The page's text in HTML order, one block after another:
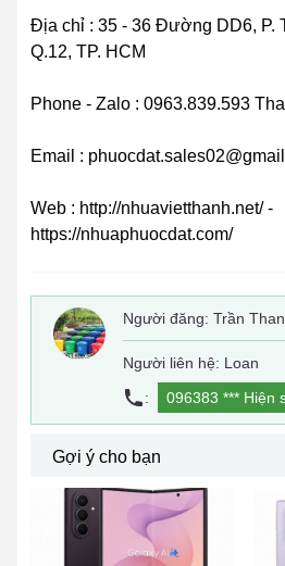
Địa chỉ : 35 - 36 Đường DD6, P.
Q.12, TP. HCM
Phone - Zalo : 0963.839.593
Email :
Web : http://nhuavietthanh.net/ -
https://nhuaphuocdat.com/
Người đăng: Trần
Người liên hệ: Loan
:
096383 *** Hiện
Gợi ý cho bạn